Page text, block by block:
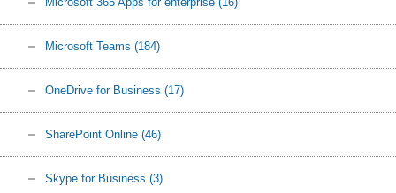
Microsoft Teams (184)
OneDrive for Business (17)
SharePoint Online (46)
Skype for Business (3)